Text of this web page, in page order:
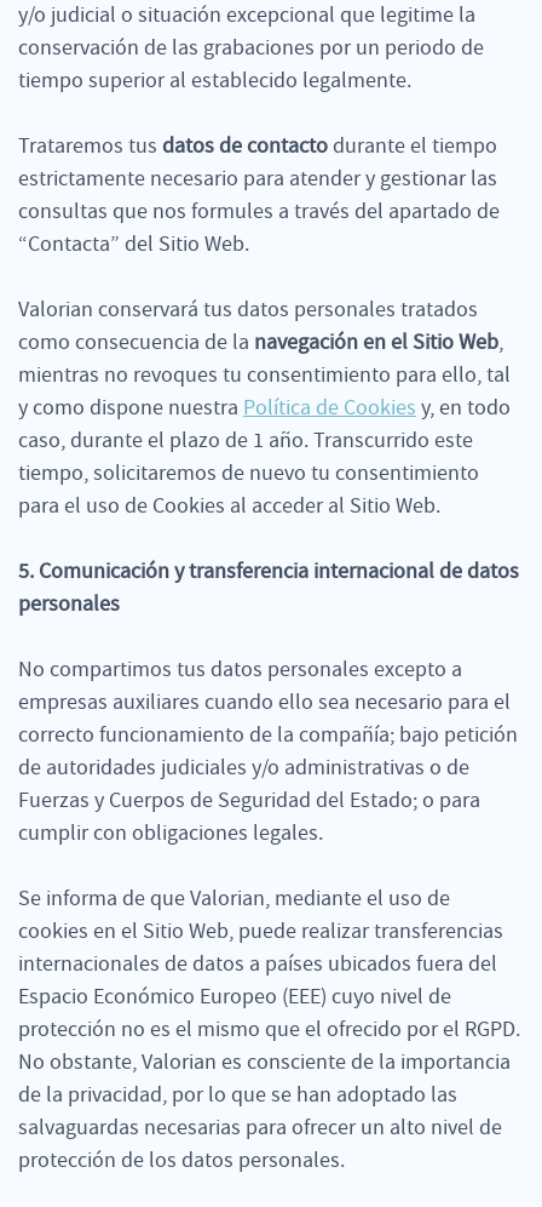
y/o judicial o situación excepcional que legitime la
conservación de las grabaciones por un periodo de
tiempo superior al establecido legalmente.
Trataremos tus datos de contacto durante el tiempo
estrictamente necesario para atender y gestionar las
consultas que nos formules a través del apartado de
“Contacta” del Sitio Web.
Valorian conservará tus datos personales tratados
como consecuencia de la navegación en el Sitio Web,
mientras no revoques tu consentimiento para ello, tal
y como dispone nuestra Política de Cookies y, en todo
caso, durante el plazo de 1 año. Transcurrido este
tiempo, solicitaremos de nuevo tu consentimiento
para el uso de Cookies al acceder al Sitio Web.
5. Comunicación y transferencia internacional de datos
personales
No compartimos tus datos personales excepto a
empresas auxiliares cuando ello sea necesario para el
correcto funcionamiento de la compañía; bajo petición
de autoridades judiciales y/o administrativas o de
Fuerzas y Cuerpos de Seguridad del Estado; o para
cumplir con obligaciones legales.
Se informa de que Valorian, mediante el uso de
cookies en el Sitio Web, puede realizar transferencias
internacionales de datos a países ubicados fuera del
Espacio Económico Europeo (EEE) cuyo nivel de
protección no es el mismo que el ofrecido por el RGPD.
No obstante, Valorian es consciente de la importancia
de la privacidad, por lo que se han adoptado las
salvaguardas necesarias para ofrecer un alto nivel de
protección de los datos personales.